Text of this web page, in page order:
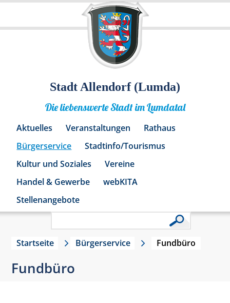
Stadt Allendorf (Lumda)
Die liebenswerte Stadt im Lumdatal
Aktuelles Veranstaltungen
Rathaus
Bürgerservice
Stadtinfo/Tourismus
Kultur und Soziales
Vereine
Handel & Gewerbe
webKITA
Stellenangebote
Startseite Bürgerservice Fundbüro
Fundbüro